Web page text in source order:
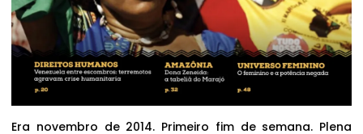
Era novembro de 2014. Primeiro fim de semana. Plena